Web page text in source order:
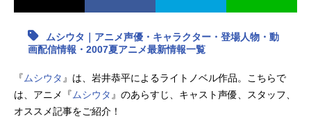
最新記事一覧
アニメ記事一覧 声優記事一覧
アニメ映画一覧
ムシウタ｜アニメ声優・キャラクター・登場人物・動
画配信情報・2007夏アニメ最新情報一覧
『 ムシウタ 』は、岩井恭平によるライトノベル作品。こちらで
は、アニメ『 ムシウタ 』のあらすじ、キャスト声優、スタッフ、
オススメ記事をご紹介！